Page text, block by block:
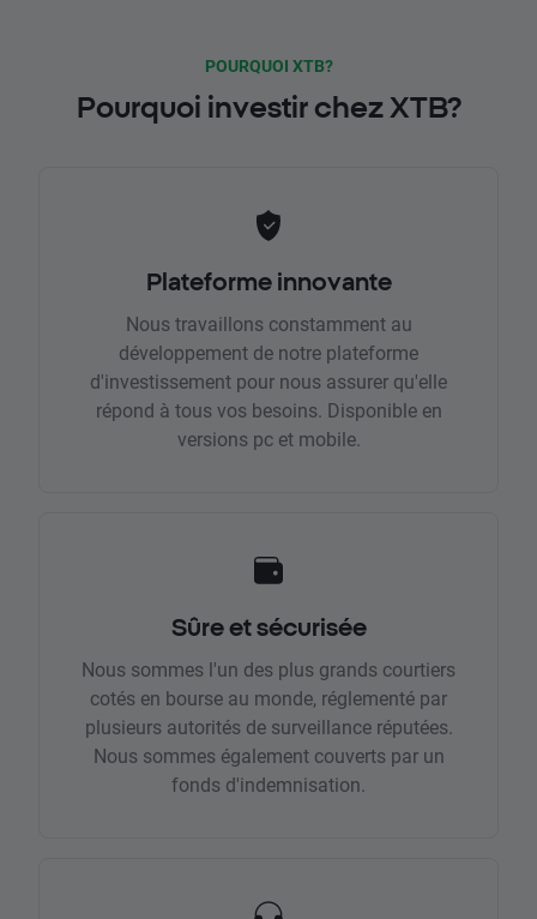
POURQUOI XTB?
Pourquoi investir chez XTB?
Plateforme innovante
Nous travaillons constamment au
développement de notre plateforme
d'investissement pour nous assurer qu'elle
répond à tous vos besoins. Disponible en
versions pc et mobile.
Sûre et sécurisée
Nous sommes l'un des plus grands courtiers
cotés en bourse au monde, réglementé par
plusieurs autorités de surveillance réputées.
Nous sommes également couverts par un
fonds d'indemnisation.